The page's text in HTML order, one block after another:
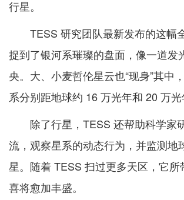
行星。
TESS 研究团队最新发布的这幅
捉到了银河系璀璨的盘面，像一道发
央。大、小麦哲伦星云也“现身”其中
系分别距地球约 16 万光年和 20 万光
除了行星，TESS 还帮助科学家
流，观察星系的动态行为，并监测地
星。随着 TESS 扫过更多天区，它
喜将愈加丰盛。